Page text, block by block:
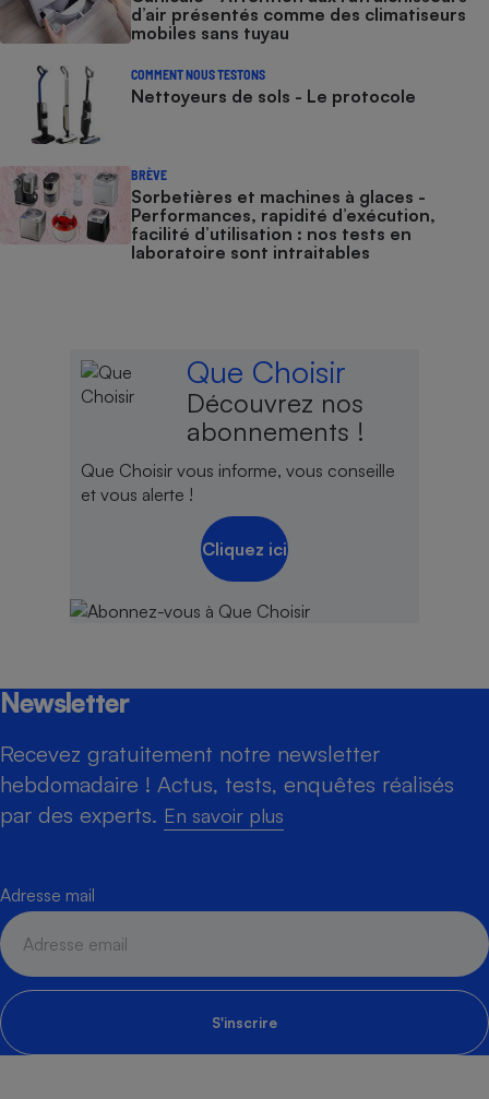
d’air présentés comme des climatiseurs
mobiles sans tuyau
COMMENT NOUS TESTONS
Nettoyeurs de sols - Le protocole
BRÈVE
Sorbetières et machines à glaces​​​​​​ -
Performances, rapidité d’exécution,
facilité d’utilisation : nos tests en
laboratoire sont intraitables
Que Choisir
Découvrez nos
abonnements !
Que Choisir vous informe, vous conseille
et vous alerte !
Cliquez ici
Newsletter
Recevez gratuitement notre newsletter
hebdomadaire ! Actus, tests, enquêtes réalisés
par des experts. En savoir plus
Adresse mail
S'inscrire